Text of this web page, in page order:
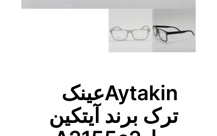
Aytakinعینک
ترک برند آیتکین